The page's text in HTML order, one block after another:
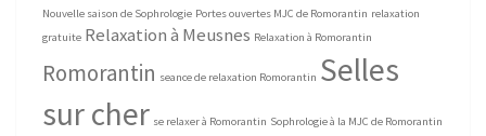
Nouvelle saison de Sophrologie Portes ouvertes MJC de Romorantin relaxation
gratuite Relaxation à Meusnes Relaxation à Romorantin
Romorantin seance de relaxation Romorantin Selles
sur cher se relaxer à Romorantin Sophrologie à la MJC de Romorantin